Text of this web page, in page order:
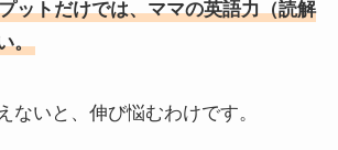
ットだけでは、ママの英語力（読解
。
ないと、伸び悩むわけです。